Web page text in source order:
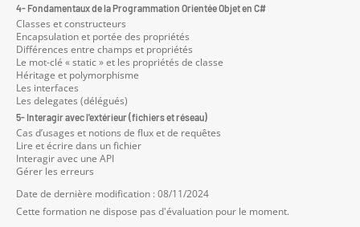
4- Fondamentaux de la Programmation Orientée Objet en C#
Classes et constructeurs
Encapsulation et portée des propriétés
Différences entre champs et propriétés
Le mot-clé « static » et les propriétés de classe
Héritage et polymorphisme
Les interfaces
Les delegates (délégués)
5- Interagir avec l'extérieur (fichiers et réseau)
Cas d’usages et notions de flux et de requêtes
Lire et écrire dans un fichier
Interagir avec une API
Gérer les erreurs
Date de dernière modification : 08/11/2024
Cette formation ne dispose pas d'évaluation pour le moment.